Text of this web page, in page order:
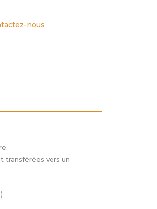
nous
transférées vers un